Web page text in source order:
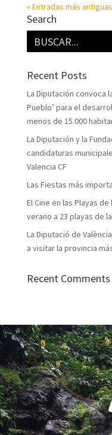
« Entradas más antiguas
Search
Recent Posts
La Diputación convoca
Pueblo’ para el
menos de 15.000
La Diputación y la
candidaturas
Valencia CF
Las Fiestas más
El Cine en las Playas
verano a 23 playas de
La Diputació de
a visitar la provincia
Recent Comments